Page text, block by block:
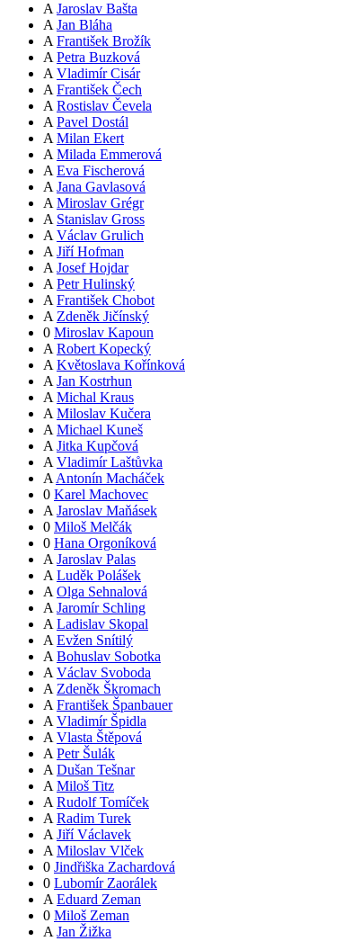
A Jaroslav Bašta
A Jan Bláha
A František Brožík
A Petra Buzková
A Vladimír Cisár
A František Čech
A Rostislav Čevela
A Pavel Dostál
A Milan Ekert
A Milada Emmerová
A Eva Fischerová
A Jana Gavlasová
A Miroslav Grégr
A Stanislav Gross
A Václav Grulich
A Jiří Hofman
A Josef Hojdar
A Petr Hulinský
A František Chobot
A Zdeněk Jičínský
0 Miroslav Kapoun
A Robert Kopecký
A Květoslava Kořínková
A Jan Kostrhun
A Michal Kraus
A Miloslav Kučera
A Michael Kuneš
A Jitka Kupčová
A Vladimír Laštůvka
A Antonín Macháček
0 Karel Machovec
A Jaroslav Maňásek
0 Miloš Melčák
0 Hana Orgoníková
A Jaroslav Palas
A Luděk Polášek
A Olga Sehnalová
A Jaromír Schling
A Ladislav Skopal
A Evžen Snítilý
A Bohuslav Sobotka
A Václav Svoboda
A Zdeněk Škromach
A František Španbauer
A Vladimír Špidla
A Vlasta Štěpová
A Petr Šulák
A Dušan Tešnar
A Miloš Titz
A Rudolf Tomíček
A Radim Turek
A Jiří Václavek
A Miloslav Vlček
0 Jindřiška Zachardová
0 Lubomír Zaorálek
A Eduard Zeman
0 Miloš Zeman
A Jan Žižka